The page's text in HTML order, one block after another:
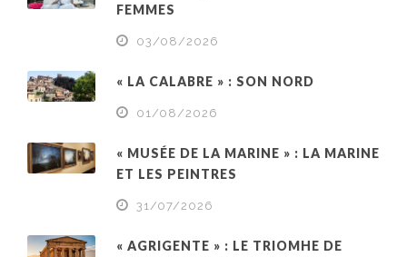
FEMMES
03/08/2026
« LA CALABRE » : SON NORD
01/08/2026
« MUSÉE DE LA MARINE » : LA MARINE
ET LES PEINTRES
31/07/2026
« AGRIGENTE » : LE TRIOMHE DE